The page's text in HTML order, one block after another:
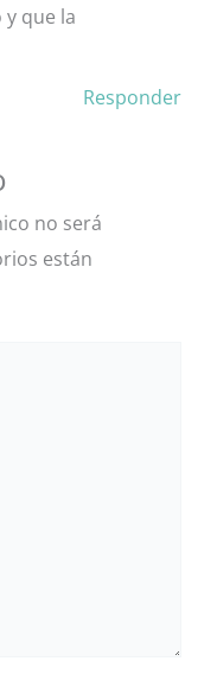
que la
Responder
no será
están